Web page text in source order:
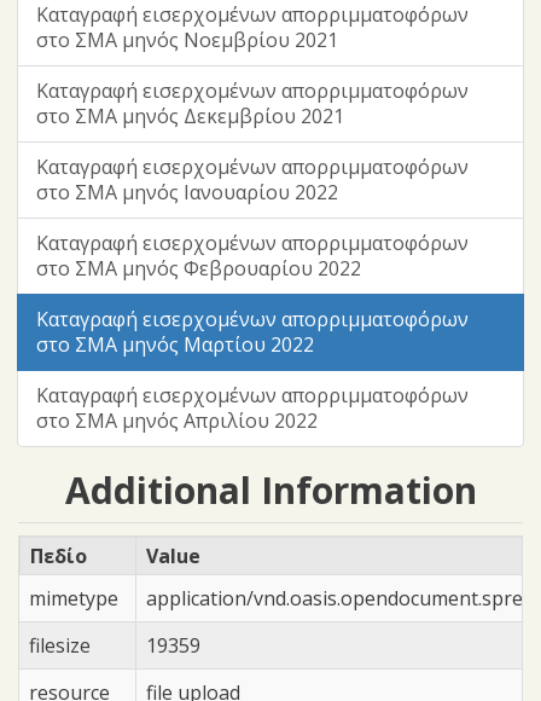
Καταγραφή εισερχομένων απορριμματοφόρων
στο ΣΜΑ μηνός Νοεμβρίου 2021
Καταγραφή εισερχομένων απορριμματοφόρων
στο ΣΜΑ μηνός Δεκεμβρίου 2021
Καταγραφή εισερχομένων απορριμματοφόρων
στο ΣΜΑ μηνός Ιανουαρίου 2022
Καταγραφή εισερχομένων απορριμματοφόρων
στο ΣΜΑ μηνός Φεβρουαρίου 2022
Καταγραφή εισερχομένων απορριμματοφόρων
στο ΣΜΑ μηνός Μαρτίου 2022
Καταγραφή εισερχομένων απορριμματοφόρων
στο ΣΜΑ μηνός Απριλίου 2022
Additional Information
Πεδίο
Value
mimetype
application/
filesize
19359
resource
file upload